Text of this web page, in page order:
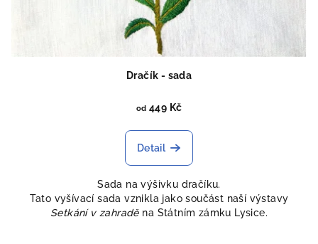
Dračík - sada
od 449 Kč
Detail
Sada na výšivku dračíku.
Tato vyšívací sada vznikla jako součást naší výstavy
Setkání v zahraděna Státním zámku Lysice.